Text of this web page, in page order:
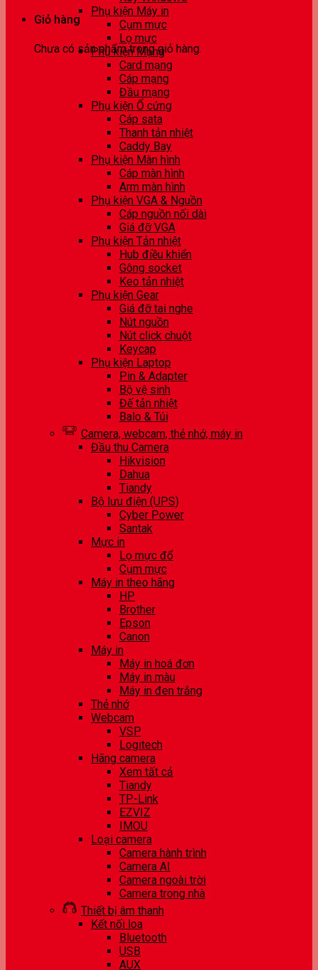
Giỏ hàng
Chưa có sản phẩm trong giỏ hàng.
Phụ kiện Máy in
Cụm mực
Lọ mực
Phụ kiện Mạng
Card mạng
Cáp mạng
Đầu mạng
Phụ kiện Ổ cứng
Cáp sata
Thanh tản nhiệt
Caddy Bay
Phụ kiện Màn hình
Cáp màn hình
Arm màn hình
Phụ kiện VGA & Nguồn
Cáp nguồn nối dài
Giá đỡ VGA
Phụ kiện Tản nhiệt
Hub điều khiển
Gông socket
Keo tản nhiệt
Phụ kiện Gear
Giá đỡ tai nghe
Nút nguồn
Nút click chuột
Keycap
Phụ kiện Laptop
Pin & Adapter
Bộ vệ sinh
Đế tản nhiệt
Balo & Túi
Camera, webcam, thẻ nhớ, máy in
Đầu thu Camera
Hikvision
Dahua
Tiandy
Bộ lưu điện (UPS)
Cyber Power
Santak
Mực in
Lọ mực đổ
Cụm mực
Máy in theo hãng
HP
Brother
Epson
Canon
Máy in
Máy in hoá đơn
Máy in màu
Máy in đen trắng
Thẻ nhớ
Webcam
VSP
Logitech
Hãng camera
Xem tất cả
Tiandy
TP-Link
EZVIZ
IMOU
Loại camera
Camera hành trình
Camera AI
Camera ngoài trời
Camera trong nhà
Thiết bị âm thanh
Kết nối loa
Bluetooth
USB
AUX